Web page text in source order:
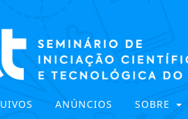
ANÚNCIOS SOBRE